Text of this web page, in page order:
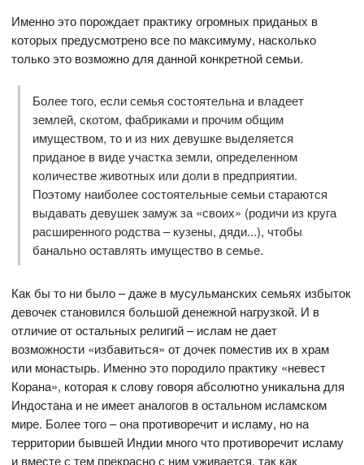
Именно это порождает практику огромных приданых в
которых предусмотрено все по максимуму, насколько
только это возможно для данной конкретной семьи.
Более того, если семья состоятельна и владеет
землей, скотом, фабриками и прочим общим
имуществом, то и из них девушке выделяется
приданое в виде участка земли, определенном
количестве животных или доли в предприятии.
Поэтому наиболее состоятельные семьи стараются
выдавать девушек замуж за «своих» (родичи из круга
расширенного родства – кузены, дяди...), чтобы
банально оставлять имущество в семье.
Как бы то ни было – даже в мусульманских семьях избыток
девочек становился большой денежной нагрузкой. И в
отличие от остальных религий – ислам не дает
возможности «избавиться» от дочек поместив их в храм
или монастырь. Именно это породило практику «невест
Корана», которая к слову говоря абсолютно уникальна для
Индостана и не имеет аналогов в остальном исламском
мире. Более того – она противоречит и исламу, но на
территории бывшей Индии много что противоречит исламу
и вместе с тем прекрасно с ним уживается, так как